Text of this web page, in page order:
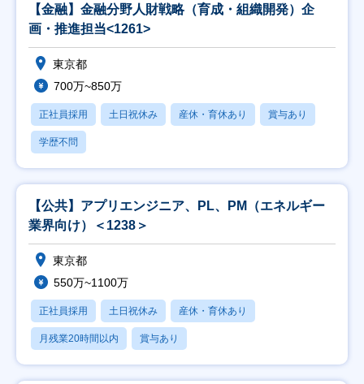
【金融】金融分野人財戦略（育成・組織開発）企
画・推進担当<1261>
東京都
700万~850万
正社員採用 土日祝休み 産休・育休あり 賞与あり
学歴不問
【公共】アプリエンジニア、PL、PM（エネルギー
業界向け）＜1238＞
東京都
550万~1100万
正社員採用 土日祝休み 産休・育休あり
月残業20時間以内 賞与あり